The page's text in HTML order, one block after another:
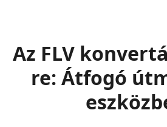
Az FLV
re: Átfogó